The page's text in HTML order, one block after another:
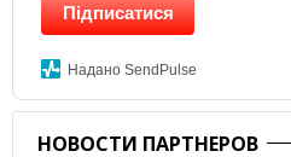
Підписатися
Надано SendPulse
НОВОСТИ ПАРТНЕРОВ